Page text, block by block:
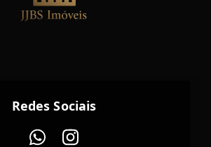
Redes Sociais